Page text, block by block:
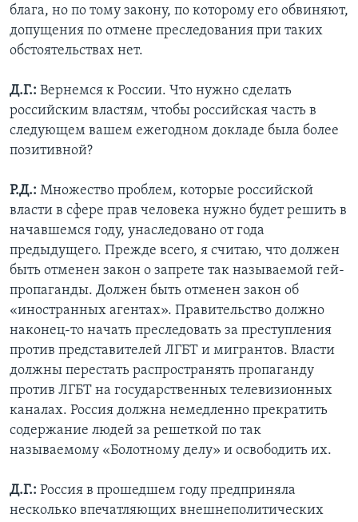
блага, но по тому закону, по которому его обвиняют,
допущения по отмене преследования при таких
обстоятельствах нет.
Д.Г.: Вернемся к России. Что нужно сделать
российским властям, чтобы российская часть в
следующем вашем ежегодном докладе была более
позитивной?
Р.Д.: Множество проблем, которые российской
власти в сфере прав человека нужно будет решить в
начавшемся году, унаследовано от года
предыдущего. Прежде всего, я считаю, что должен
быть отменен закон о запрете так называемой гей-
пропаганды. Должен быть отменен закон об
«иностранных агентах». Правительство должно
наконец-то начать преследовать за преступления
против представителей ЛГБТ и мигрантов. Власти
должны перестать распространять пропаганду
против ЛГБТ на государственных телевизионных
каналах. Россия должна немедленно прекратить
содержание людей за решеткой по так
называемому «Болотному делу» и освободить их.
Д.Г.: Россия в прошедшем году предприняла
несколько впечатляющих внешнеполитических